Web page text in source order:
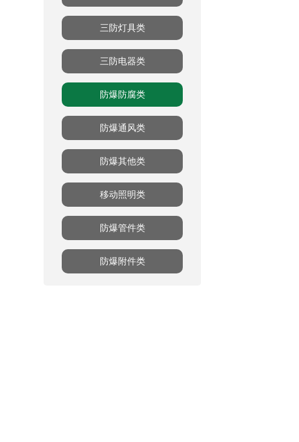
三防灯具类
三防电器类
防爆防腐类
防爆通风类
防爆其他类
移动照明类
防爆管件类
防爆附件类